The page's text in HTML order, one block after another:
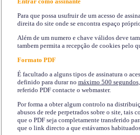
Para que possa usufruir de um acesso de
direita do site onde se encontra espaço
Além de um numero e chave válidos deve
tambem permita a recepção de cookies pelo
Formato PDF
É facultado a alguns tipos de assinatura o
definido para durar no máximo 500 segundos
referido PDF contacte o webmaster.
Por forma a obter algum controlo na
abusos de rede perpetrados sobre o site, tais
que o PDF seja completamente transferido
que o link directo a que estávamos